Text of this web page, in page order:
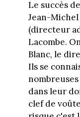
Le succès
Jean-Michel
(directeur
Lacombe.
Blanc, le
Ils se
dans leur
clef de